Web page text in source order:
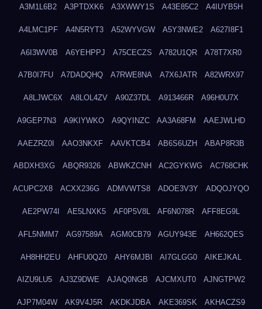
A3M1L6B2 A3PTDXK6 A3XWWY1S A43E85C2 A4IUYB5H
A4LMC1PF A4N5RYT3 A52WYVGW A5Y3NWE2 A627I8F1
A6I3WV0B A6YEHPPJ A75CECZS A782U1QR A78T7XR0
A7B0I7FU A7DADQHQ A7RWE8NA A7X6JATR A82WRX97
A8LJWC6X A8LOL4ZV A90Z37DL A913466R A96H0U7X
A9GEP7N3 A9KIYWKO A9QYINZC AA3A68FM AAEJWLHD
AAEZRZ0I AAO3NKXF AAVKTCB4 AB6S6UZH ABAP8R3B
ABDXH3XG ABQR9326 ABWKZCNH AC2GYKWG AC768CHK
ACUPC2X8 ACXX236G ADMVWTS8 ADOE3V3Y ADQOJYQO
AE2PW74I AE5LNXK5 AF0P5V8L AF6N078R AFF8EG9L
AFL5NMM7 AG97589A AGM0CB79 AGUY943E AH662QES
AH8HH2EU AHFU0QZ0 AHY6MJBI AI7GLGG0 AIKEJKAL
AIZU9LU5 AJ3Z9DWE AJAQ0NGB AJCMXUT0 AJNGTPW2
AJP7M04W AK9V4J5R AKDKJDBA AKE369SK AKHACZS9